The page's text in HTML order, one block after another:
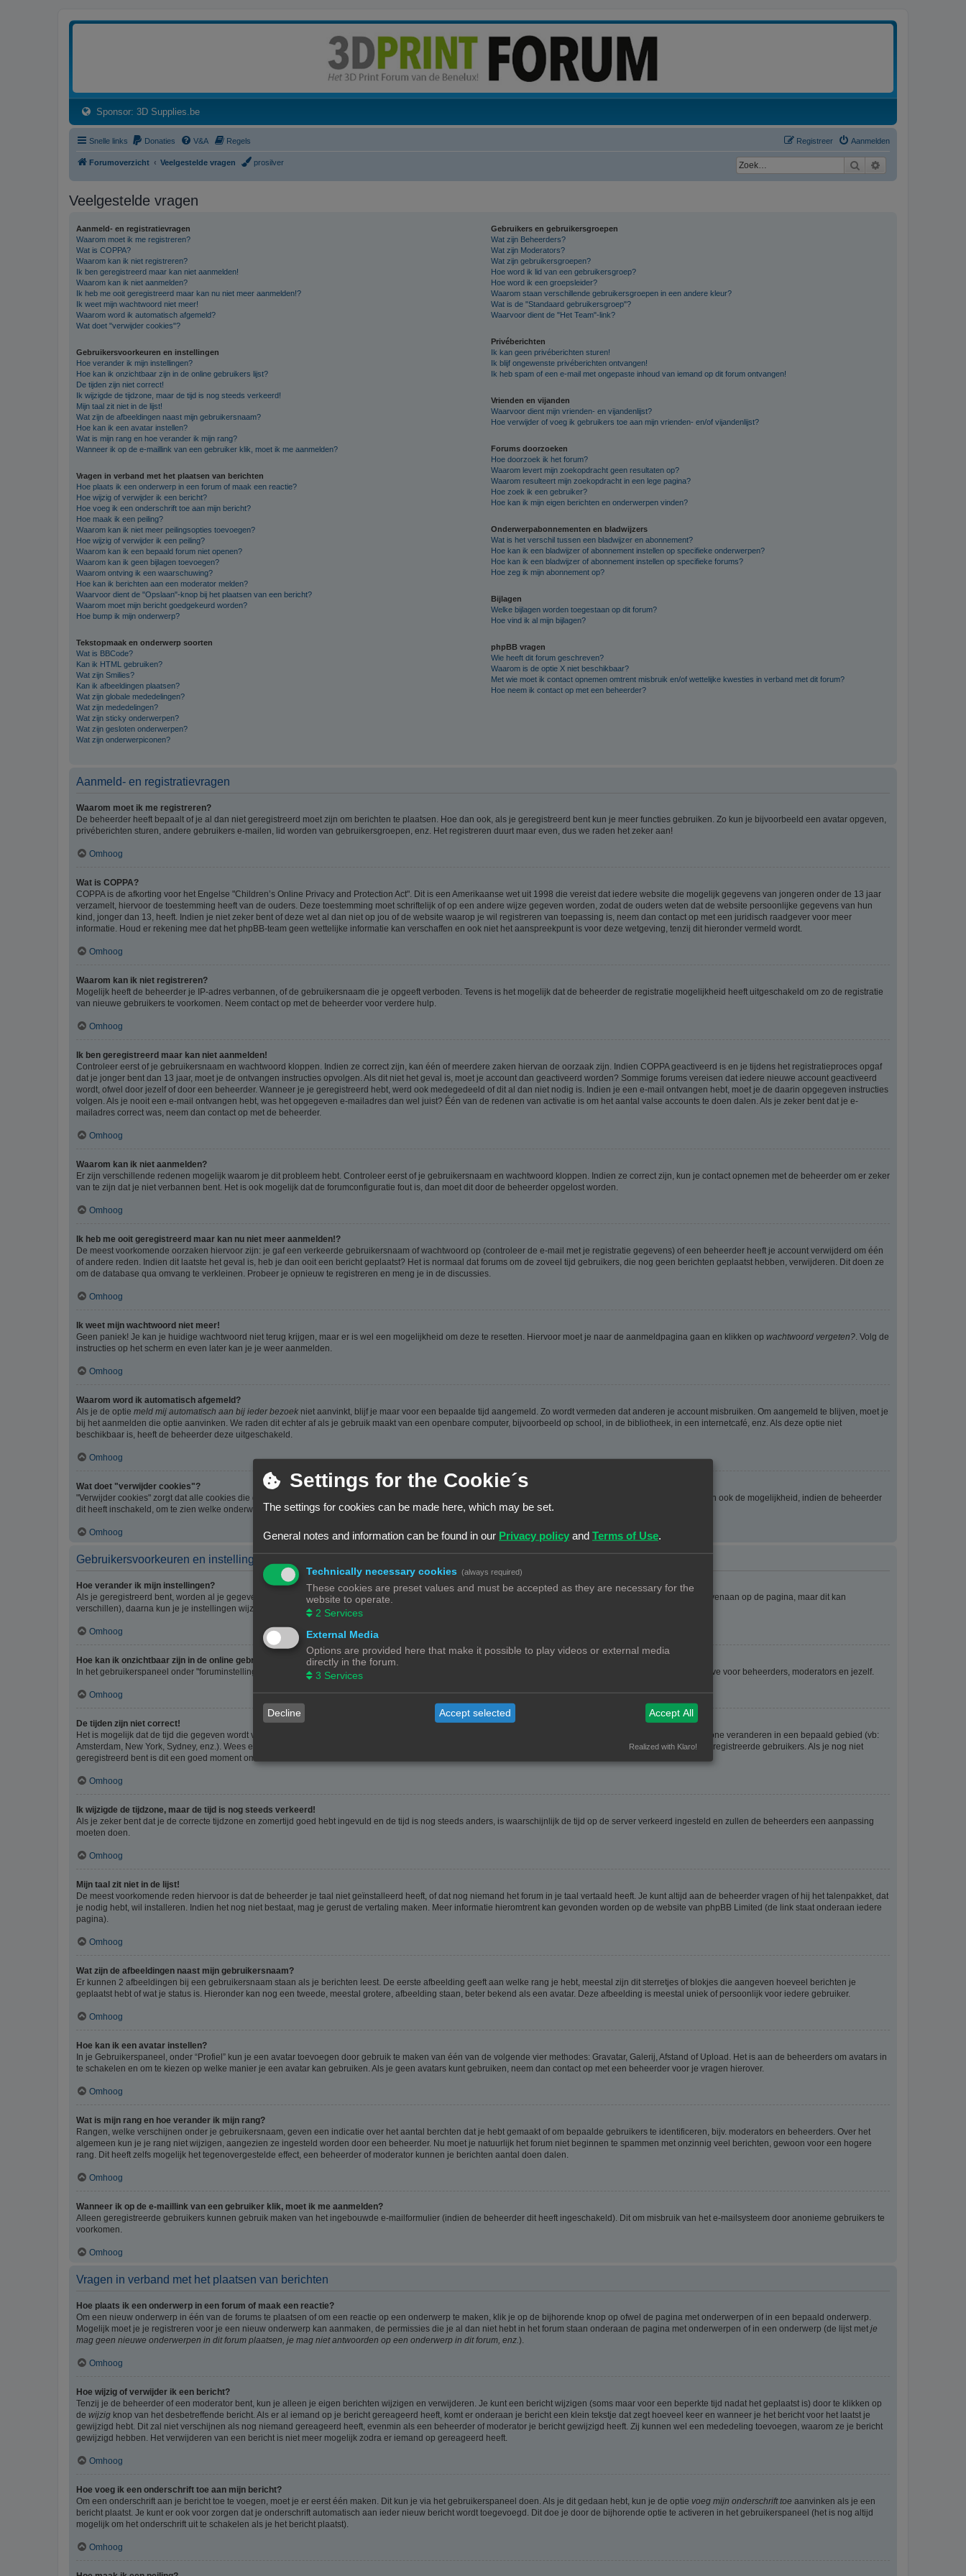
Sponsor: 3D Supplies.be(Opens a new tab)
Snelle links Donaties V&A Regels Aanmelden
Registreer
Forumoverzicht Veelgestelde vragen prosilver Zoek
Veelgestelde vragen
Aanmeld- en registratievragen
Waarom moet ik me registreren?
Wat is COPPA?
Waarom kan ik niet registreren?
Ik ben geregistreerd maar kan niet aanmelden!
Waarom kan ik niet aanmelden?
Ik heb me ooit geregistreerd maar kan nu niet meer aanmelden!?
Ik weet mijn wachtwoord niet meer!
Waarom word ik automatisch afgemeld?
Wat doet "verwijder cookies"?
Gebruikersvoorkeuren en instellingen
Hoe verander ik mijn instellingen?
Hoe kan ik onzichtbaar zijn in de online gebruikers lijst?
De tijden zijn niet correct!
Ik wijzigde de tijdzone, maar de tijd is nog steeds verkeerd!
Mijn taal zit niet in de lijst!
Wat zijn de afbeeldingen naast mijn gebruikersnaam?
Hoe kan ik een avatar instellen?
Wat is mijn rang en hoe verander ik mijn rang?
Wanneer ik op de e-maillink van een gebruiker klik, moet ik me aanmelden?
Vragen in verband met het plaatsen van berichten
Hoe plaats ik een onderwerp in een forum of maak een reactie?
Hoe wijzig of verwijder ik een bericht?
Hoe voeg ik een onderschrift toe aan mijn bericht?
Hoe maak ik een peiling?
Waarom kan ik niet meer peilingsopties toevoegen?
Hoe wijzig of verwijder ik een peiling?
Waarom kan ik een bepaald forum niet openen?
Waarom kan ik geen bijlagen toevoegen?
Waarom ontving ik een waarschuwing?
Hoe kan ik berichten aan een moderator melden?
Waarvoor dient de "Opslaan"-knop bij het plaatsen van een bericht?
Waarom moet mijn bericht goedgekeurd worden?
Hoe bump ik mijn onderwerp?
Tekstopmaak en onderwerp soorten
Wat is BBCode?
Kan ik HTML gebruiken?
Wat zijn Smilies?
Kan ik afbeeldingen plaatsen?
Wat zijn globale mededelingen?
Wat zijn mededelingen?
Wat zijn sticky onderwerpen?
Wat zijn gesloten onderwerpen?
Wat zijn onderwerpiconen?
Gebruikers en gebruikersgroepen
Wat zijn Beheerders?
Wat zijn Moderators?
Wat zijn gebruikersgroepen?
Hoe word ik lid van een gebruikersgroep?
Hoe word ik een groepsleider?
Waarom staan verschillende gebruikersgroepen in een andere kleur?
Wat is de "Standaard gebruikersgroep"?
Waarvoor dient de "Het Team"-link?
Privéberichten
Ik kan geen privéberichten sturen!
Ik blijf ongewenste privéberichten ontvangen!
Ik heb spam of een e-mail met ongepaste inhoud van iemand op dit forum ontvangen!
Vrienden en vijanden
Waarvoor dient mijn vrienden- en vijandenlijst?
Hoe verwijder of voeg ik gebruikers toe aan mijn vrienden- en/of vijandenlijst?
Forums doorzoeken
Hoe doorzoek ik het forum?
Waarom levert mijn zoekopdracht geen resultaten op?
Waarom resulteert mijn zoekopdracht in een lege pagina?
Hoe zoek ik een gebruiker?
Hoe kan ik mijn eigen berichten en onderwerpen vinden?
Onderwerpabonnementen en bladwijzers
Wat is het verschil tussen een bladwijzer en abonnement?
Hoe kan ik een bladwijzer of abonnement instellen op specifieke onderwerpen?
Hoe kan ik een bladwijzer of abonnement instellen op specifieke forums?
Hoe zeg ik mijn abonnement op?
Bijlagen
Welke bijlagen worden toegestaan op dit forum?
Hoe vind ik al mijn bijlagen?
phpBB vragen
Wie heeft dit forum geschreven?
Waarom is de optie X niet beschikbaar?
Met wie moet ik contact opnemen omtrent misbruik en/of wettelijke kwesties in verband met dit forum?
Hoe neem ik contact op met een beheerder?
Aanmeld- en registratievragen
Waarom moet ik me registreren?
De beheerder heeft bepaalt of je al dan niet geregistreerd moet zijn om berichten te plaatsen. Hoe dan ook, als je geregistreerd bent kun je meer functies gebruiken. Zo kun je bijvoorbeeld een avatar opgeven,
privéberichten sturen, andere gebruikers e-mailen, lid worden van gebruikersgroepen, enz. Het registreren duurt maar even, dus we raden het zeker aan!
Omhoog
Wat is COPPA?
COPPA is de afkorting voor het Engelse "Children’s Online Privacy and Protection Act". Dit is een Amerikaanse wet uit 1998 die vereist dat iedere website die mogelijk gegevens van jongeren onder de 13 jaar
verzamelt, hiervoor de toestemming heeft van de ouders. Deze toestemming moet schriftelijk of op een andere wijze gegeven worden, zodat de ouders weten dat de website persoonlijke gegevens van hun
kind, jonger dan 13, heeft. Indien je niet zeker bent of deze wet al dan niet op jou of de website waarop je wil registreren van toepassing is, neem dan contact op met een juridisch raadgever voor meer
informatie. Houd er rekening mee dat het phpBB-team geen wettelijke informatie kan verschaffen en ook niet het aanspreekpunt is voor deze wetgeving, tenzij dit hieronder vermeld wordt.
Omhoog
Waarom kan ik niet registreren?
Mogelijk heeft de beheerder je IP-adres verbannen, of de gebruikersnaam die je opgeeft verboden. Tevens is het mogelijk dat de beheerder de registratie mogelijkheid heeft uitgeschakeld om zo de registratie
van nieuwe gebruikers te voorkomen. Neem contact op met de beheerder voor verdere hulp.
Omhoog
Ik ben geregistreerd maar kan niet aanmelden!
Controleer eerst of je gebruikersnaam en wachtwoord kloppen. Indien ze correct zijn, kan één of meerdere zaken hiervan de oorzaak zijn. Indien COPPA geactiveerd is en je tijdens het registratieproces opgaf
dat je jonger bent dan 13 jaar, moet je de ontvangen instructies opvolgen. Als dit niet het geval is, moet je account dan geactiveerd worden? Sommige forums vereisen dat iedere nieuwe account geactiveerd
wordt, ofwel door jezelf of door een beheerder. Wanneer je je geregistreerd hebt, werd ook medegedeeld of dit al dan niet nodig is. Indien je een e-mail ontvangen hebt, moet je de daarin opgegeven instructies
volgen. Als je nooit een e-mail ontvangen hebt, was het opgegeven e-mailadres dan wel juist? Één van de redenen van activatie is om het aantal valse accounts te doen dalen. Als je zeker bent dat je e-
mailadres correct was, neem dan contact op met de beheerder.
Omhoog
Waarom kan ik niet aanmelden?
Er zijn verschillende redenen mogelijk waarom je dit probleem hebt. Controleer eerst of je gebruikersnaam en wachtwoord kloppen. Indien ze correct zijn, kun je contact opnemen met de beheerder om er zeker
van te zijn dat je niet verbannen bent. Het is ook mogelijk dat de forumconfiguratie fout is, dan moet dit door de beheerder opgelost worden.
Omhoog
Ik heb me ooit geregistreerd maar kan nu niet meer aanmelden!?
De meest voorkomende oorzaken hiervoor zijn: je gaf een verkeerde gebruikersnaam of wachtwoord op (controleer de e-mail met je registratie gegevens) of een beheerder heeft je account verwijderd om één
of andere reden. Indien dit laatste het geval is, heb je dan ooit een bericht geplaatst? Het is normaal dat forums om de zoveel tijd gebruikers, die nog geen berichten geplaatst hebben, verwijderen. Dit doen ze
om de database qua omvang te verkleinen. Probeer je opnieuw te registreren en meng je in de discussies.
Omhoog
Ik weet mijn wachtwoord niet meer!
Geen paniek! Je kan je huidige wachtwoord niet terug krijgen, maar er is wel een mogelijkheid om deze te resetten. Hiervoor moet je naar de aanmeldpagina gaan en klikken op wachtwoord vergeten?. Volg de
instructies op het scherm en even later kan je je weer aanmelden.
Omhoog
Waarom word ik automatisch afgemeld?
Als je de optie meld mij automatisch aan bij ieder bezoek niet aanvinkt, blijf je maar voor een bepaalde tijd aangemeld. Zo wordt vermeden dat anderen je account misbruiken. Om aangemeld te blijven, moet je
bij het aanmelden die optie aanvinken. We raden dit echter af als je gebruik maakt van een openbare computer, bijvoorbeeld op school, in de bibliotheek, in een internetcafé, enz. Als deze optie niet
beschikbaar is, heeft de beheerder deze uitgeschakeld.
Omhoog
Wat doet "verwijder cookies"?
"Verwijder cookies" zorgt dat alle cookies die door phpBB3 zijn aangemaakt, weer verwijderd worden. Deze cookies zorgen ervoor dat je aangemeld wordt en geven ook de mogelijkheid, indien de beheerder
dit heeft inschakeld, om te zien welke onderwerpen je al gelezen hebt.
Omhoog
Gebruikersvoorkeuren en instellingen
Hoe verander ik mijn instellingen?
Als je geregistreerd bent, worden al je gegevens opgeslagen in de database. Om ze te wijzigen moet je op de
link klikken (deze staat meestal bovenaan op de pagina, maar dit kan
verschillen), daarna kun je je instellingen wijzigen.
Omhoog
Hoe kan ik onzichtbaar zijn in de online gebruikers lijst?
In het gebruikerspaneel onder "foruminstellingen", vind je de optie Verberg mijn online status . Als je deze optie activeert zul je onzichtbaar zijn voor iedereen, behalve voor beheerders, moderators en jezelf.
Omhoog
De tijden zijn niet correct!
Het is mogelijk dat de tijd die gegeven wordt van een andere tijdzone is dan waarin jij woont. Als dit het geval is, moet je naar het gebruikerspaneel gaan en je tijdzone veranderen in een bepaald gebied (vb:
Amsterdam, New York, Sydney, enz.). Wees er bewust van dat het veranderen van de tijdzone, zoals de meeste instellingen, alleen gedaan kunnen worden door geregistreerde gebruikers. Als je nog niet
geregistreerd bent is dit een goed moment om dit te doen.
Omhoog
Ik wijzigde de tijdzone, maar de tijd is nog steeds verkeerd!
Als je zeker bent dat je de correcte tijdzone en zomertijd goed hebt ingevuld en de tijd is nog steeds anders, is waarschijnlijk de tijd op de server verkeerd ingesteld en zullen de beheerders een aanpassing
moeten doen.
Omhoog
Mijn taal zit niet in de lijst!
De meest voorkomende reden hiervoor is dat de beheerder je taal niet geïnstalleerd heeft, of dat nog niemand het forum in je taal vertaald heeft. Je kunt altijd aan de beheerder vragen of hij het talenpakket, dat
je nodig hebt, wil installeren. Indien het nog niet bestaat, mag je gerust de vertaling maken. Meer informatie hieromtrent kan gevonden worden op de website van phpBB Limited (de link staat onderaan iedere
pagina).
Omhoog
Wat zijn de afbeeldingen naast mijn gebruikersnaam?
Er kunnen 2 afbeeldingen bij een gebruikersnaam staan als je berichten leest. De eerste afbeelding geeft aan welke rang je hebt, meestal zijn dit sterretjes of blokjes die aangeven hoeveel berichten je
geplaatst hebt of wat je status is. Hieronder kan nog een tweede, meestal grotere, afbeelding staan, beter bekend als een avatar. Deze afbeelding is meestal uniek of persoonlijk voor iedere gebruiker.
Omhoog
Hoe kan ik een avatar instellen?
In je Gebruikerspaneel, onder “Profiel” kun je een avatar toevoegen door gebruik te maken van één van de volgende vier methodes: Gravatar, Galerij, Afstand of Upload. Het is aan de beheerders om avatars in
te schakelen en om te kiezen op welke manier je een avatar kan gebruiken. Als je geen avatars kunt gebruiken, neem dan contact op met een beheerder voor je vragen hierover.
Omhoog
Wat is mijn rang en hoe verander ik mijn rang?
Rangen, welke verschijnen onder je gebruikersnaam, geven een indicatie over het aantal berchten dat je hebt gemaakt of om bepaalde gebruikers te identificeren, bijv. moderators en beheerders. Over het
algemeen kun je je rang niet wijzigen, aangezien ze ingesteld worden door een beheerder. Nu moet je natuurlijk het forum niet beginnen te spammen met onzinnig veel berichten, gewoon voor een hogere
rang. Dit heeft zelfs mogelijk het tegenovergestelde effect, een beheerder of moderator kunnen je berichten aantal doen dalen.
Omhoog
Wanneer ik op de e-maillink van een gebruiker klik, moet ik me aanmelden?
Alleen geregistreerde gebruikers kunnen gebruik maken van het ingebouwde e-mailformulier (indien de beheerder dit heeft ingeschakeld). Dit om misbruik van het e-mailsysteem door anonieme gebruikers te
voorkomen.
Omhoog
Vragen in verband met het plaatsen van berichten
Hoe plaats ik een onderwerp in een forum of maak een reactie?
Om een nieuw onderwerp in één van de forums te plaatsen of om een reactie op een onderwerp te maken, klik je op de bijhorende knop op ofwel de pagina met onderwerpen of in een bepaald onderwerp.
Mogelijk moet je je registreren voor je een nieuw onderwerp kan aanmaken, de permissies die je al dan niet hebt in het forum staan onderaan de pagina met onderwerpen of in een onderwerp (de lijst met je
mag geen nieuwe onderwerpen in dit forum plaatsen, je mag niet antwoorden op een onderwerp in dit forum, enz.).
Omhoog
Hoe wijzig of verwijder ik een bericht?
Tenzij je de beheerder of een moderator bent, kun je alleen je eigen berichten wijzigen en verwijderen. Je kunt een bericht wijzigen (soms maar voor een beperkte tijd nadat het geplaatst is) door te klikken op
de wijzig knop van het desbetreffende bericht. Als er al iemand op je bericht gereageerd heeft, komt er onderaan je bericht een klein tekstje dat zegt hoeveel keer en wanneer je het bericht voor het laatst je
gewijzigd hebt. Dit zal niet verschijnen als nog niemand gereageerd heeft, evenmin als een beheerder of moderator je bericht gewijzigd heeft. Zij kunnen wel een mededeling toevoegen, waarom ze je bericht
gewijzigd hebben. Het verwijderen van een bericht is niet meer mogelijk zodra er iemand op gereageerd heeft.
Omhoog
Hoe voeg ik een onderschrift toe aan mijn bericht?
Om een onderschrift aan je bericht toe te voegen, moet je er eerst één maken. Dit kun je via het gebruikerspaneel doen. Als je dit gedaan hebt, kun je de optie voeg mijn onderschrift toe aanvinken als je een
bericht plaatst. Je kunt er ook voor zorgen dat je onderschrift automatisch aan ieder nieuw bericht wordt toegevoegd. Dit doe je door de bijhorende optie te activeren in het gebruikerspaneel (het is nog altijd
mogelijk om het onderschrift uit te schakelen als je het bericht plaatst).
Omhoog
Settings for the Cookie´s
The settings for cookies can be made here, which may be set.
General notes and information can be found in our Privacy policy and Terms of Use.
Technically necessary cookies (always required)
These cookies are preset values and must be accepted as they are necessary for the
website to operate.
2 Services
External Media
Options are provided here that make it possible to play videos or external media
directly in the forum.
3 Services
Decline Accept selected Accept All
Realized with Klaro!